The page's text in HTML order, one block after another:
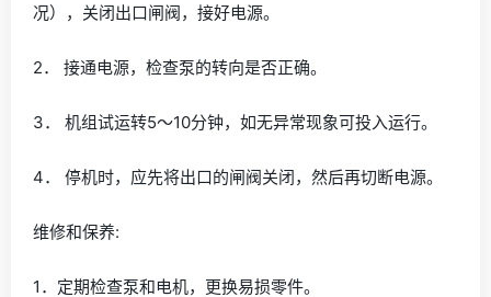
况），关闭出口闸阀，接好电源。
2． 接通电源，检查泵的转向是否正确。
3． 机组试运转5～10分钟，如无异常现象可投入运行。
4． 停机时，应先将出口的闸阀关闭，然后再切断电源。
维修和保养:
1．定期检查泵和电机，更换易损零件。